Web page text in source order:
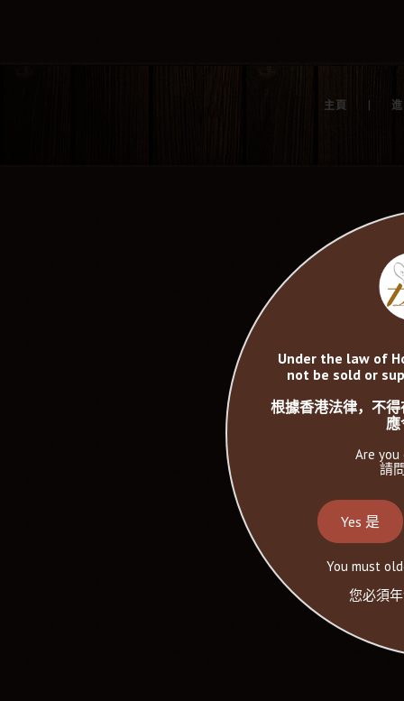
主頁 |
Under the law of
not be sold or
根據香港法律，不
應
Are
請
Yes 是
You must
您必須